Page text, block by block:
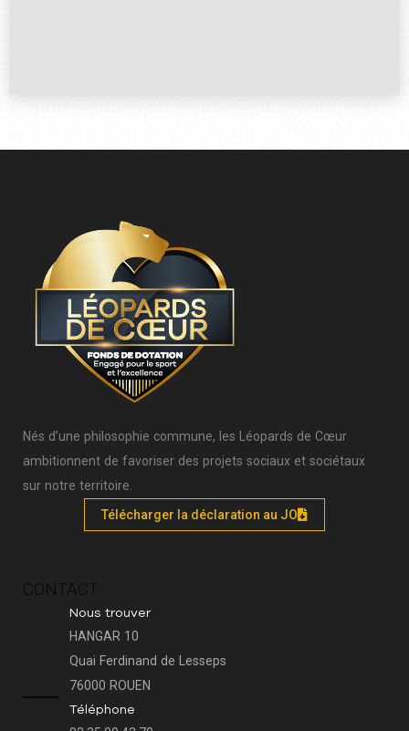
Nés d’une philosophie commune, les Léopards de Cœur
ambitionnent de favoriser des projets sociaux et sociétaux
sur notre territoire.
Télécharger la déclaration au JO
CONTACT
Nous trouver
HANGAR 10
Quai Ferdinand de Lesseps
76000 ROUEN
Téléphone